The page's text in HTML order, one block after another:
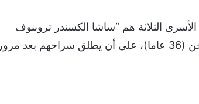
الثلاثة هم “ساشا الكسندر تروبنوف
(29 عاما) ويائير هورن (46 عاما) وساغي ديكل حن (36 عاما)، على أن يطلق سراحهم بعد مرور